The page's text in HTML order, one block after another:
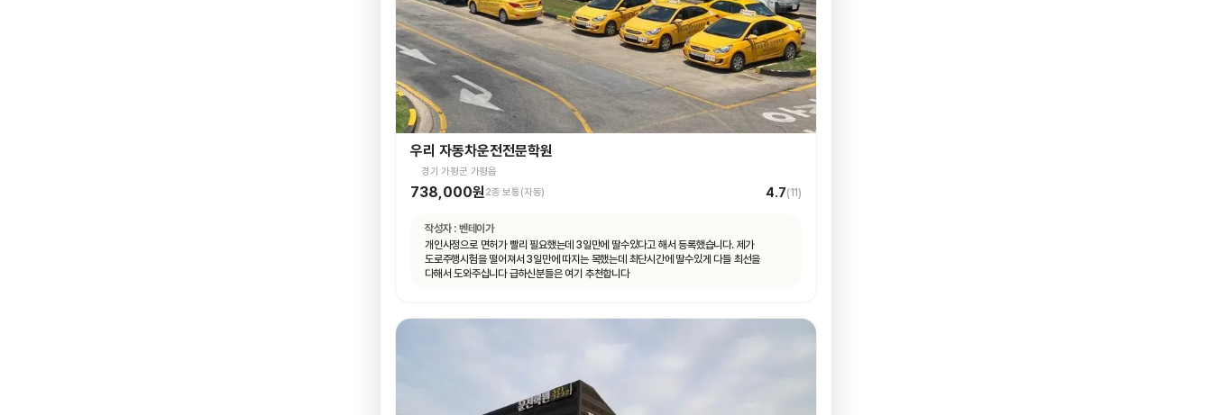
우리 자동차운전전문학원
경기 가평군 가평읍
738,000원2종 보통(자동) 4.7(11)
작성자 : 벤테이가
개인사정으로 면허가 빨리 필요했는데 3일만에 딸수있다고 해서 등록했습니다. 제가
도로주행시험을 떨어져서 3일만에 따지는 목했는데 최단시간에 딸수있게 다들 최선을
다해서 도와주십니다 급하신분들은 여기 추천합니다